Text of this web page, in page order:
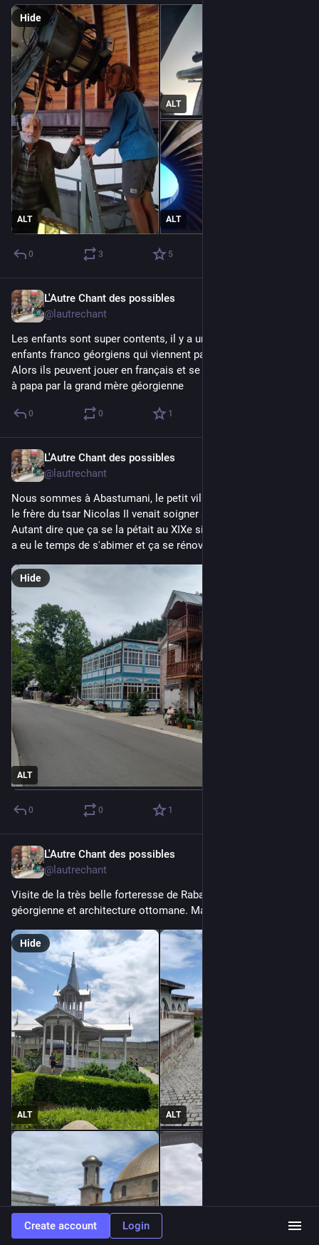
ALT
ALT
ALT
Hide
0 3 5
L'Autre Chant des possibles
@lautrechant
Les enfants sont super contents, il y a un grand parc avec des
enfants franco géorgiens qui viennent passer les vacances ici.
Alors ils peuvent jouer en français et se faire offrir des barbes
à papa par la grand mère géorgienne
0 0 1
L'Autre Chant des possibles
@lautrechant
Nous sommes à Abastumani, le petit village de montagne où
le frère du tsar Nicolas II venait soigner sa tuberculose.
Autant dire que ça se la pétait au XIXe siècle ! Bon, depuis ça
a eu le temps de s'abimer et ça se rénové tranquilliu
ALT
Hide
0 0 1
L'Autre Chant des possibles
@lautrechant
Visite de la très belle forteresse de Rabati. Entre fortifications
géorgienne et architecture ottomane. Magnifique.
ALT ALT
Hide
Create account Login